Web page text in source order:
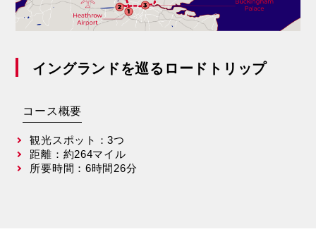
イングランドを巡るロードトリップ
コース概要
観光スポット：3つ
距離：約264マイル
所要時間：6時間26分